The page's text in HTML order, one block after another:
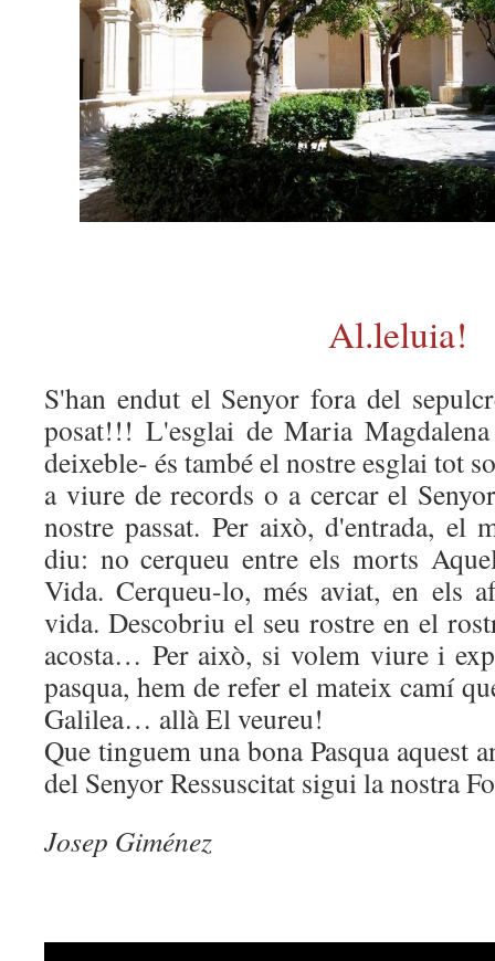
Al.leluia!
S'han endut el Senyor fora del
posat!!! L'esglai de Maria
deixeble- és també el nostre esglai tot
a viure de records o a cercar el
nostre passat. Per això, d'entrada, el
diu: no cerqueu entre els morts
Vida. Cerqueu-lo, més aviat, en els
vida. Descobriu el seu rostre en el
acosta… Per això, si volem viure i
pasqua, hem de refer el mateix camí
Galilea… allà El veureu!
Que tinguem una bona Pasqua aquest
del Senyor Ressuscitat sigui la nostra
Josep Giménez